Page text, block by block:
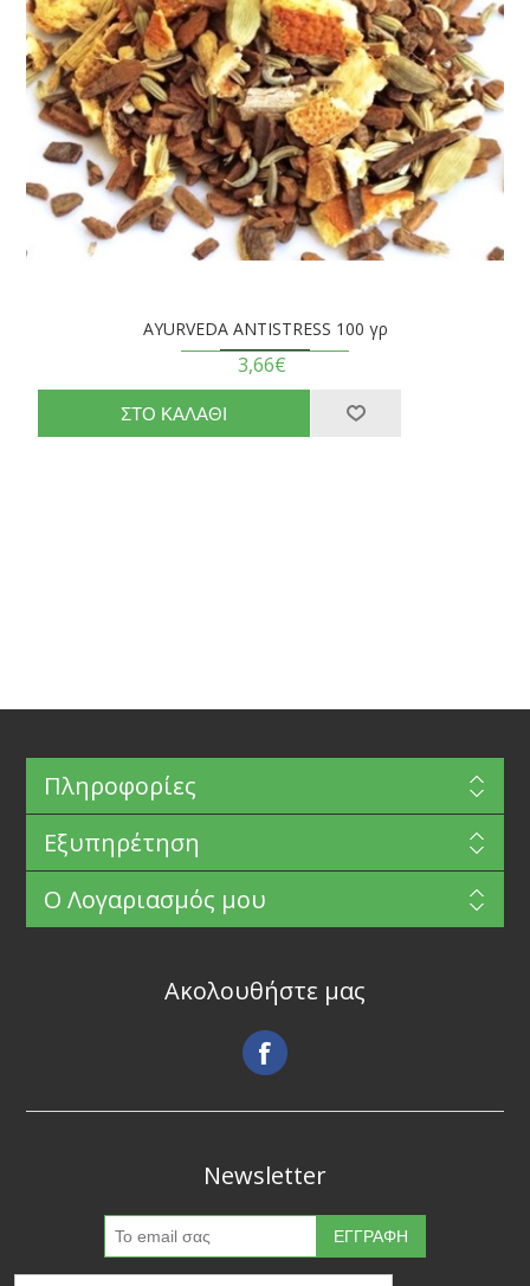
AYURVEDA ANTISTRESS 100 γρ
3,66€
Πληροφορίες
Εξυπηρέτηση
Ο Λογαριασμός μου
Ακολουθήστε μας
Newsletter